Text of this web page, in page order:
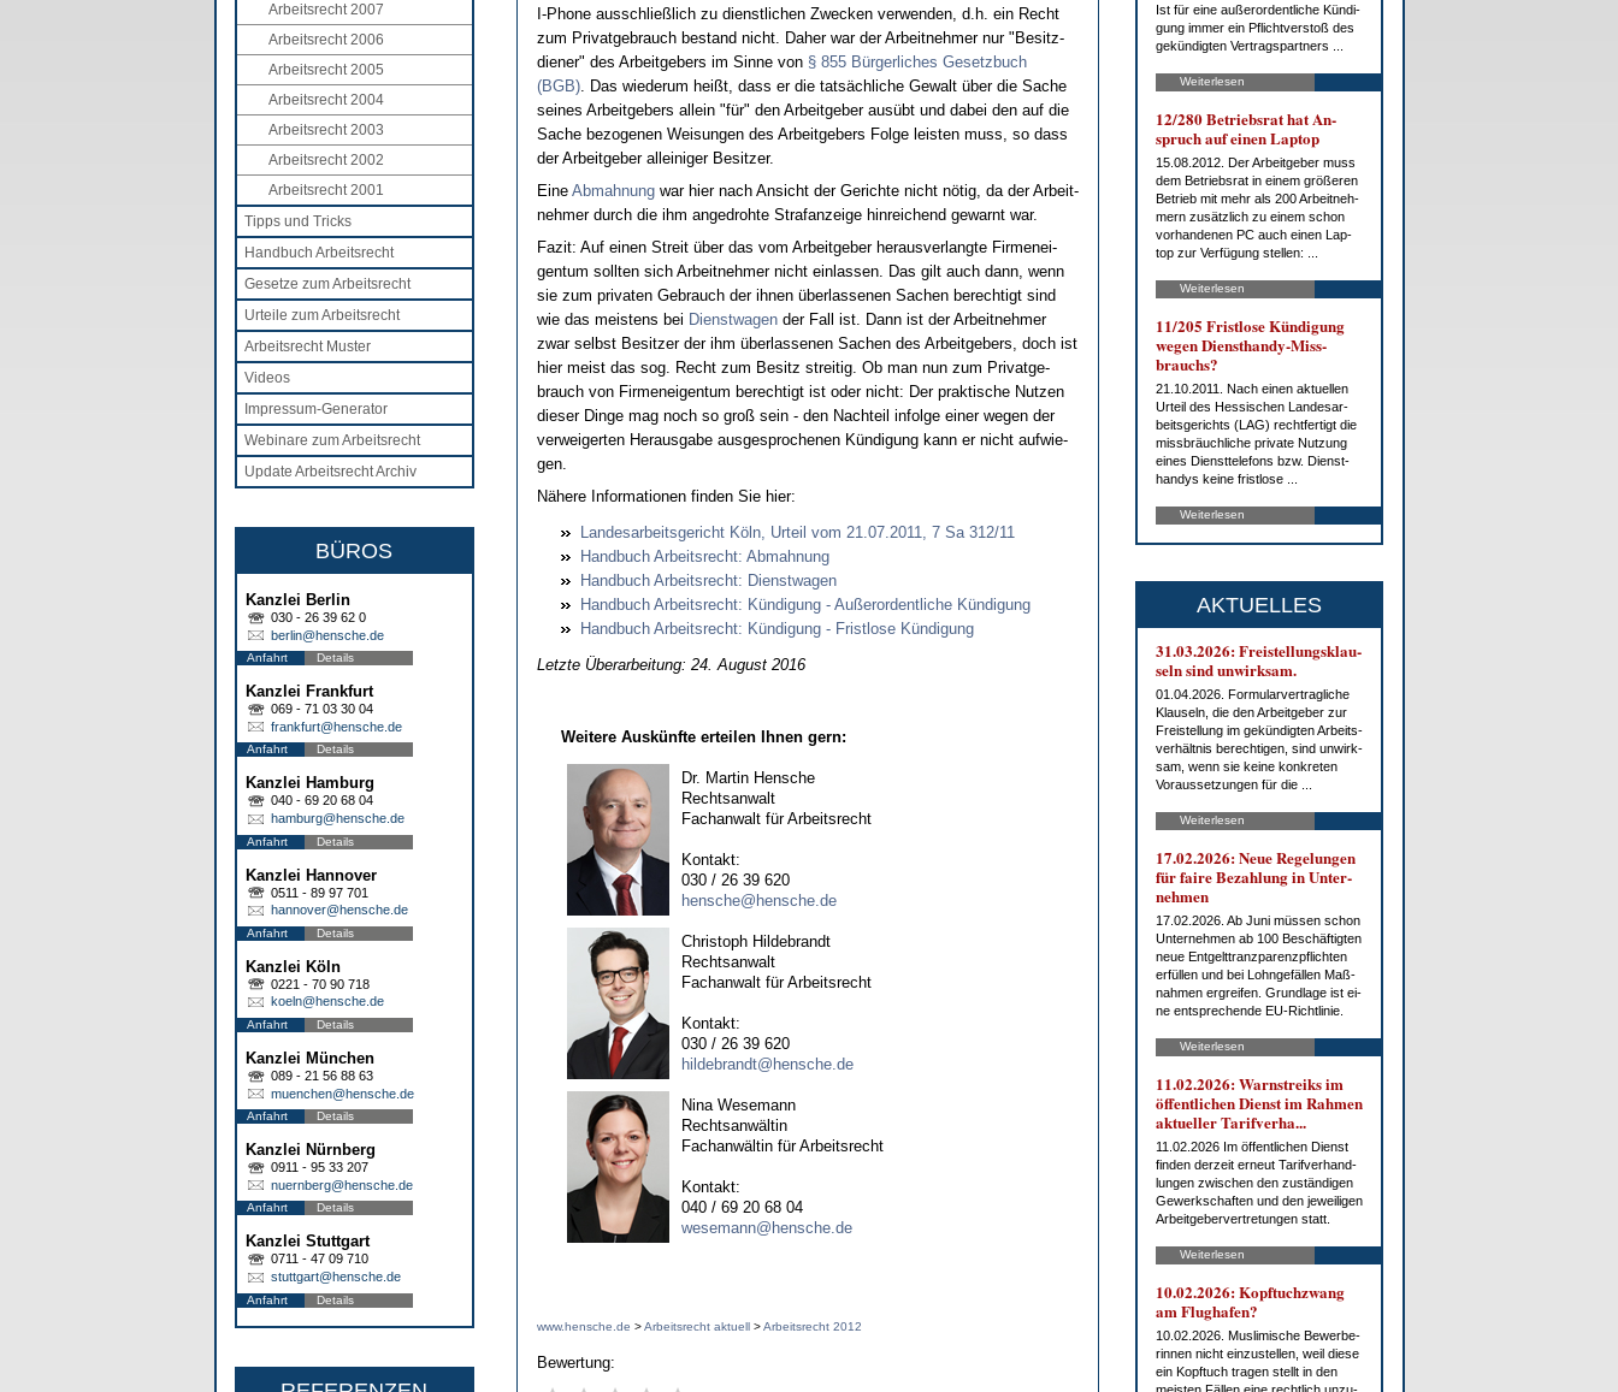
Arbeitsrecht 2007
Arbeitsrecht 2006
Arbeitsrecht 2005
Arbeitsrecht 2004
Arbeitsrecht 2003
Arbeitsrecht 2002
Arbeitsrecht 2001
Tipps und Tricks
Handbuch Arbeitsrecht
Gesetze zum Arbeitsrecht
Urteile zum Arbeitsrecht
Arbeitsrecht Muster
Videos
Impressum-Generator
Webinare zum Arbeitsrecht
Update Arbeitsrecht Archiv
BÜROS
Kanzlei Berlin
030 - 26 39 62 0
berlin@hensche.de
Anfahrt Details
Kanzlei Frankfurt
069 - 71 03 30 04
frankfurt@hensche.de
Anfahrt Details
Kanzlei Hamburg
040 - 69 20 68 04
hamburg@hensche.de
Anfahrt Details
Kanzlei Hannover
0511 - 89 97 701
hannover@hensche.de
Anfahrt Details
Kanzlei Köln
0221 - 70 90 718
koeln@hensche.de
Anfahrt Details
Kanzlei München
089 - 21 56 88 63
muenchen@hensche.de
Anfahrt Details
Kanzlei Nürnberg
0911 - 95 33 207
nuernberg@hensche.de
Anfahrt Details
Kanzlei Stuttgart
0711 - 47 09 710
stuttgart@hensche.de
Anfahrt Details
I-Pho­ne aus­schließ­lich zu dienst­li­chen Zwe­cken ver­wen­den, d.h. ein Recht
zum Pri­vat­ge­brauch be­stand nicht. Da­her war der Ar­beit­neh­mer nur "Be­sitz­
die­ner" des Ar­beit­ge­bers im Sin­ne von § 855 Bür­ger­li­ches Ge­setz­buch
(BGB). Das wie­der­um heißt, dass er die tat­säch­li­che Ge­walt über die Sa­che
sei­nes Ar­beit­ge­bers al­lein "für" den Ar­beit­ge­ber aus­übt und da­bei den auf die
Sa­che be­zo­ge­nen Wei­sun­gen des Ar­beit­ge­bers Fol­ge leis­ten muss, so dass
der Ar­beit­ge­ber al­lei­ni­ger Be­sit­zer.
Ei­ne Ab­mah­nungwar hier nach An­sicht der Ge­rich­te nicht nö­tig, da der Ar­beit­
neh­mer durch die ihm an­ge­droh­te Straf­an­zei­ge hin­rei­chend ge­warnt war.
Fa­zit: Auf ei­nen Streit über das vom Ar­beit­ge­ber her­aus­ver­lang­te Fir­men­ei­
gen­tum soll­ten sich Ar­beit­neh­mer nicht ein­las­sen. Das gilt auch dann, wenn
sie zum pri­va­ten Ge­brauch der ih­nen über­las­se­nen Sa­chen be­rech­tigt sind
wie das meis­tens bei Dienst­wa­gender Fall ist. Dann ist der Ar­beit­neh­mer
zwar selbst Be­sit­zer der ihm über­las­se­nen Sa­chen des Ar­beit­ge­bers, doch ist
hier meist das sog. Recht zum Be­sitz strei­tig. Ob man nun zum Pri­vat­ge­
brauch von Fir­men­ei­gen­tum be­rech­tigt ist oder nicht: Der prak­ti­sche Nut­zen
die­ser Din­ge mag noch so groß sein - den Nach­teil in­fol­ge ei­ner we­gen der
ver­wei­ger­ten Her­aus­ga­be aus­ge­spro­che­nen Kün­di­gung kann er nicht auf­wie­
gen.
Nä­he­re In­for­ma­tio­nen fin­den Sie hier:
Lan­des­ar­beits­ge­richt Köln, Ur­teil vom 21.07.2011, 7 Sa 312/11
Hand­buch Ar­beits­recht: Ab­mah­nung
Hand­buch Ar­beits­recht: Dienst­wa­gen
Hand­buch Ar­beits­recht: Kün­di­gung - Au­ßer­or­dent­li­che Kün­di­gung
Hand­buch Ar­beits­recht: Kün­di­gung - Frist­lo­se Kün­di­gung
Letzte Überarbeitung: 24. August 2016
Weitere Auskünfte erteilen Ihnen gern:
Dr. Martin Hensche
Rechtsanwalt
Fachanwalt für Arbeitsrecht
Kontakt:
030 / 26 39 620
hensche@hensche.de
Christoph Hildebrandt
Rechtsanwalt
Fachanwalt für Arbeitsrecht
Kontakt:
030 / 26 39 620
hildebrandt@hensche.de
Nina Wesemann
Rechtsanwältin
Fachanwältin für Arbeitsrecht
Kontakt:
040 / 69 20 68 04
wesemann@hensche.de
www.hensche.de >Arbeitsrecht aktuell >Arbeitsrecht 2012
Bewertung:
Ist für ei­ne au­ßer­or­dent­li­che Kün­di­
gung im­mer ein Pflicht­ver­stoß des
ge­kün­dig­ten Ver­trags­part­ners ...
Weiterlesen
12/280 Be­triebs­rat hat An­
spruch auf ei­nen Lap­top
15.08.2012. Der Ar­beit­ge­ber muss
dem Be­triebs­rat in ei­nem grö­ße­ren
Be­trieb mit mehr als 200 Ar­beit­neh­
mern zu­sätz­lich zu ei­nem schon
vor­han­de­nen PC auch ei­nen Lap­
top zur Ver­fü­gung stel­len: ...
Weiterlesen
11/205 Frist­lo­se Kün­di­gung
we­gen Dienst­han­dy-Miss­
brauchs?
21.10.2011. Nach ei­nen ak­tu­el­len
Ur­teil des Hes­si­schen Lan­des­ar­
beits­ge­richts (LAG) recht­fer­tigt die
miss­bräuch­li­che pri­va­te Nut­zung
ei­nes Dienst­te­le­fons bzw. Dienst­
han­dys kei­ne frist­lo­se ...
Weiterlesen
AKTUELLES
31.03.2026: Frei­stel­lungs­klau­
seln sind un­wirk­sam.
01.04.2026. For­mu­lar­ver­trag­li­che
Klau­seln, die den Ar­beit­ge­ber zur
Frei­stel­lung im ge­kün­dig­ten Ar­beits­
ver­hält­nis be­rech­ti­gen, sind un­wirk­
sam, wenn sie kei­ne kon­kre­ten
Vor­aus­set­zun­gen für die ...
Weiterlesen
17.02.2026: Neue Re­ge­lun­gen
für fai­re Be­zah­lung in Un­ter­
neh­men
17.02.2026. Ab Ju­ni müs­sen schon
Un­ter­neh­men ab 100 Be­schäf­tig­ten
neue Ent­gelt­tranz­pa­renz­pflich­ten
er­fül­len und bei Lohn­ge­fäl­len Maß­
nah­men er­grei­fen. Grund­la­ge ist ei­
ne ent­spre­chen­de EU-Richt­li­nie.
Weiterlesen
11.02.2026: Warn­streiks im
öf­fent­li­chen Dienst im Rah­men
ak­tu­el­ler Ta­rif­ver­ha...
11.02.2026 Im öf­fent­li­chen Dienst
fin­den der­zeit er­neut Ta­rif­ver­hand­
lun­gen zwi­schen den zu­stän­di­gen
Ge­werk­schaf­ten und den je­wei­li­gen
Ar­beit­ge­ber­ver­tre­tun­gen statt.
Weiterlesen
10.02.2026: Kopf­tuch­zwang
am Flug­ha­fen?
10.02.2026. Mus­li­mi­sche Be­wer­be­
rin­nen nicht ein­zu­stel­len, weil die­se
ein Kopf­tuch tra­gen stellt in den